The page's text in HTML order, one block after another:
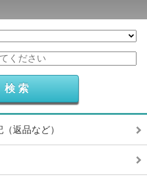
返品など）